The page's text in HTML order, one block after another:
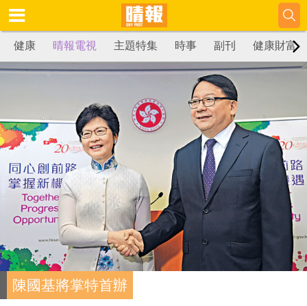
健康 晴報電視 主題特集 時事 副刊 健康財富
陳國基將掌特首辦